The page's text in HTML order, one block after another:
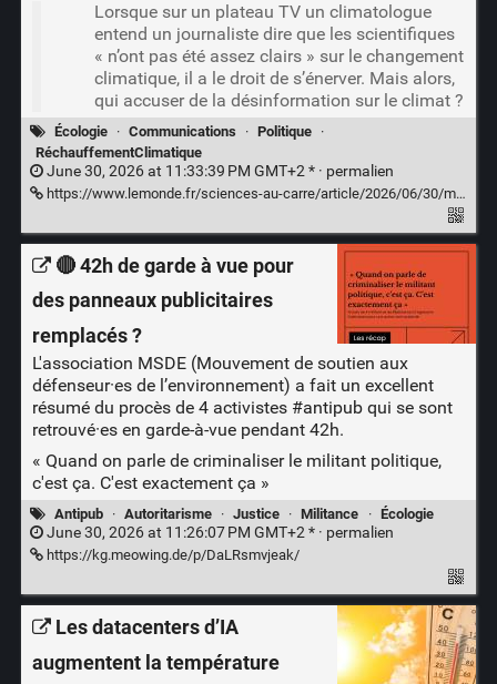
Lorsque sur un plateau TV un climatologue
entend un journaliste dire que les scientifiques
« n’ont pas été assez clairs » sur le changement
climatique, il a le droit de s’énerver. Mais alors,
qui accuser de la désinformation sur le climat ?
Écologie · Communications · Politique ·
RéchauffementClimatique
June 30, 2026 at 11:33:39 PM GMT+2 * · permalien
https://www.lemonde.fr/sciences-au-carre/article/2026/06/30/mesinformation-climatique-qui-est-responsable_6717254_6565027.html
🔴 42h de garde à vue pour
des panneaux publicitaires
remplacés ?
L'association MSDE (Mouvement de soutien aux
défenseur·es de l’environnement) a fait un excellent
résumé du procès de 4 activistes #antipubqui se sont
retrouvé·es en garde-à-vue pendant 42h.
« Quand on parle de criminaliser le militant politique,
c'est ça. C'est exactement ça »
Antipub · Autoritarisme · Justice · Militance · Écologie
June 30, 2026 at 11:26:07 PM GMT+2 * · permalien
https://kg.meowing.de/p/DaLRsmvjeak/
Les datacenters d’IA
augmentent la température